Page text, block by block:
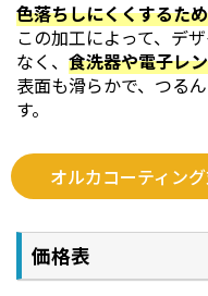
色落ちしにくくするた
この加工によって、デ
なく、 食洗器や電子レ
表面も滑らかで、つる
す。
オルカコーティン
価格表